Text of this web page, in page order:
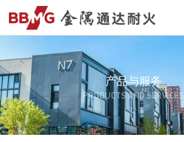
产品与服务
PRODUCTS AND SERVICES